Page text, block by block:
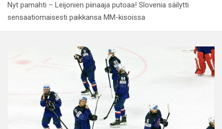
Nyt pamahti – Leijonien piinaaja putoaa! Slovenia säilytti
sensaatiomaisesti paikkansa MM-kisoissa